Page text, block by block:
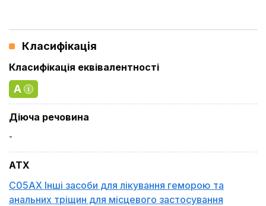
Класифікація
Класифікація еквівалентності
A
Діюча речовина
-
ATX
C05AX Інші засоби для лікування геморою та
анальних тріщин для місцевого застосування